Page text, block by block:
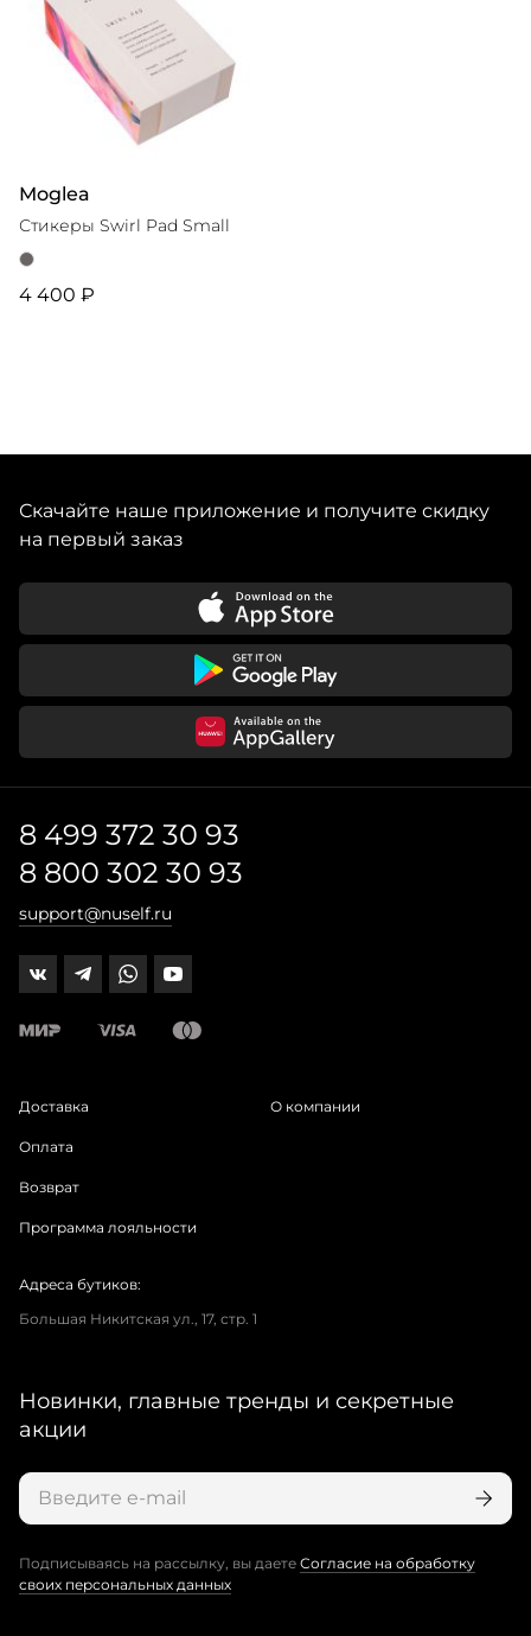
Moglea
Стикеры Swirl Pad Small
4 400 ₽
Скачайте наше приложение и получите скидку
на первый заказ
8 499 372 30 93
8 800 302 30 93
support@nuself.ru
Доставка
Оплата
Возврат
Программа лояльности
О компании
Адреса бутиков:
Большая Никитская ул., 17, стр. 1
Новинки, главные тренды и секретные
акции
Подписываясь на рассылку, вы даете Согласие на обработку
своих персональных данных